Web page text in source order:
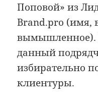
Поповой» из
Brand.pro (имя,
вымышленное).
данный
избирательно
клиентуры.